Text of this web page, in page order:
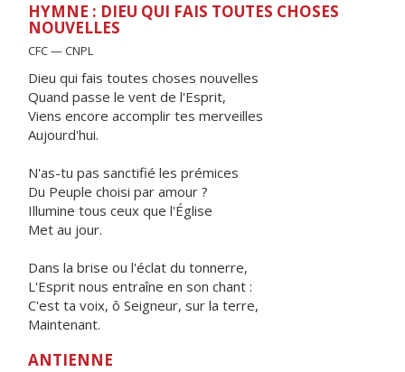
HYMNE : DIEU QUI FAIS TOUTES CHOSES
NOUVELLES
CFC — CNPL
Dieu qui fais toutes choses nouvelles
Quand passe le vent de l'Esprit,
Viens encore accomplir tes merveilles
Aujourd'hui.
N'as-tu pas sanctifié les prémices
Du Peuple choisi par amour ?
Illumine tous ceux que l'Église
Met au jour.
Dans la brise ou l'éclat du tonnerre,
L'Esprit nous entraîne en son chant :
C'est ta voix, ô Seigneur, sur la terre,
Maintenant.
ANTIENNE